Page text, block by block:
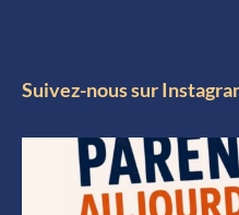
Suivez-nous sur